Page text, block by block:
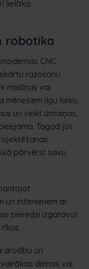
lielāka
robotika
CNC
ražošanu
mašīnas vai
ilgu laiku,
un veikt izmaiņas,
Tagad jūs
pārvērst savu
un inženieriem ar
pieredzi izgatavot
drošību un
dienas vai